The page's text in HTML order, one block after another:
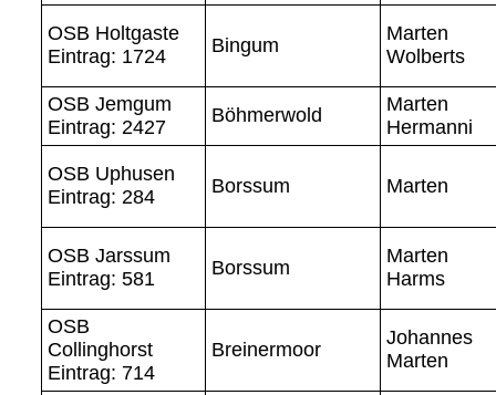
OSB Holtgaste
Eintrag: 1724
Bingum
Marten
Wolberts
OSB Jemgum
Eintrag: 2427
Böhmerwold
Marten
Hermanni
OSB Uphusen
Eintrag: 284
Borssum Marten
OSB Jarssum
Eintrag: 581
Borssum
Marten
Harms
OSB
Collinghorst
Eintrag: 714
Breinermoor
Johannes
Marten